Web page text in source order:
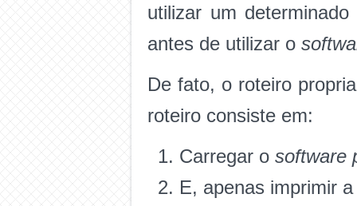
utilizar um determinado
antes de utilizar o
De fato, o roteiro
roteiro consiste em:
Carregar o software
E, apenas imprimir